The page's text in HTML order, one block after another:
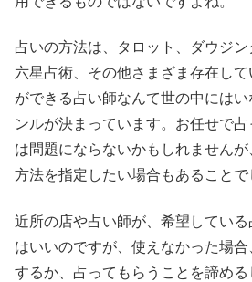
占いの方法は、タロット、ダウジン
六星占術、その他さまざま存在し
ができる占い師なんて世の中には
ンルが決まっています。お任せで
は問題にならないかもしれません
方法を指定したい場合もあることで
近所の店や占い師が、希望してい
はいいのですが、使えなかった場
するか、占ってもらうことを諦める